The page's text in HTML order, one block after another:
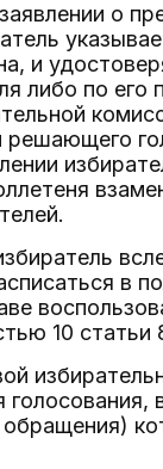
о
и
либо по
решающего
в
10 статьи